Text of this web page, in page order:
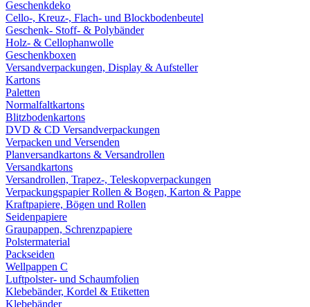
Geschenkdeko
Cello-, Kreuz-, Flach- und Blockbodenbeutel
Geschenk- Stoff- & Polybänder
Holz- & Cellophanwolle
Geschenkboxen
Versandverpackungen, Display & Aufsteller
Kartons
Paletten
Normalfaltkartons
Blitzbodenkartons
DVD & CD Versandverpackungen
Verpacken und Versenden
Planversandkartons & Versandrollen
Versandkartons
Versandrollen, Trapez-, Teleskopverpackungen
Verpackungspapier Rollen & Bogen, Karton & Pappe
Kraftpapiere, Bögen und Rollen
Seidenpapiere
Graupappen, Schrenzpapiere
Polstermaterial
Packseiden
Wellpappen C
Luftpolster- und Schaumfolien
Klebebänder, Kordel & Etiketten
Klebebänder